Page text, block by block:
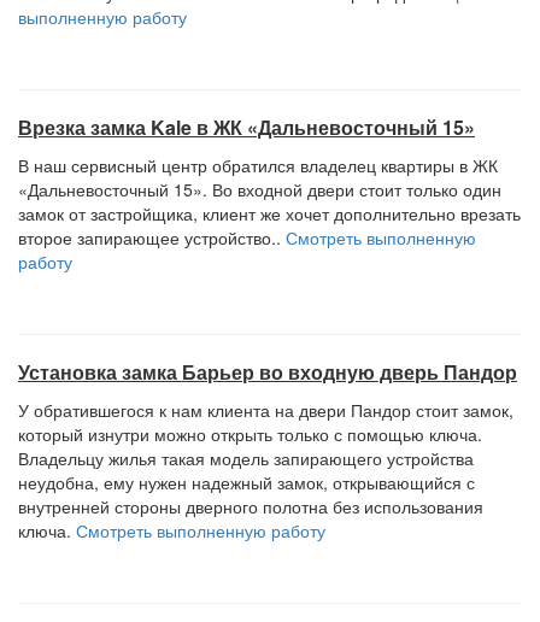
выполненную работу
Врезка замка Kale в ЖК «Дальневосточный 15»
В наш сервисный центр обратился владелец квартиры в ЖК
«Дальневосточный 15». Во входной двери стоит только один
замок от застройщика, клиент же хочет дополнительно врезать
второе запирающее устройство.. Смотреть выполненную
работу
Установка замка Барьер во входную дверь Пандор
У обратившегося к нам клиента на двери Пандор стоит замок,
который изнутри можно открыть только с помощью ключа.
Владельцу жилья такая модель запирающего устройства
неудобна, ему нужен надежный замок, открывающийся с
внутренней стороны дверного полотна без использования
ключа. Смотреть выполненную работу